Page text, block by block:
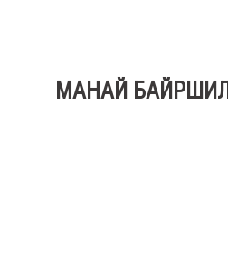
МАНАЙ БАЙРШИЛ